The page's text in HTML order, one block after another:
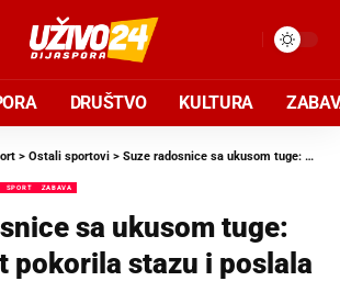
DRUŠTVO KULTURA
> Ostali sportovi > Suze radosnice sa ukusom tuge: Kamil Rast pokorila stazu i poslala emotivnu poruku žrtvama požara
SPORT ZABAVA
sa ukusom tuge:
pokorila stazu i poslala